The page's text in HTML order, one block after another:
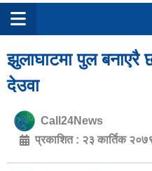
झुलाघाटमा पुल बनाएरै
देउवा
Call24News
प्रकाशित : २३ कार्तिक